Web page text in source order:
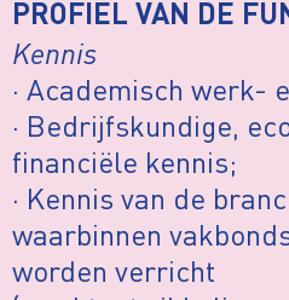
PROFIEL VAN DE
Kennis
· Academisch werk-
· Bedrijfskundige,
financiële kennis;
· Kennis van de
waarbinnen
worden verricht